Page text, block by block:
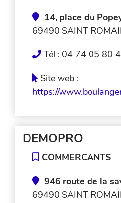
14, place du
69490 SAINT
Tél : 04 74 05 80
Site web :
https://
DEMOPRO
COMMERCANTS
946 route de la
69490 SAINT